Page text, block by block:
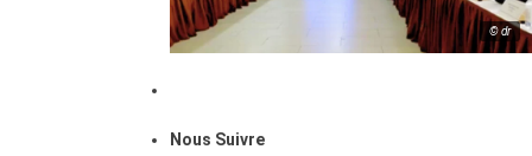
© dr
Nous Suivre